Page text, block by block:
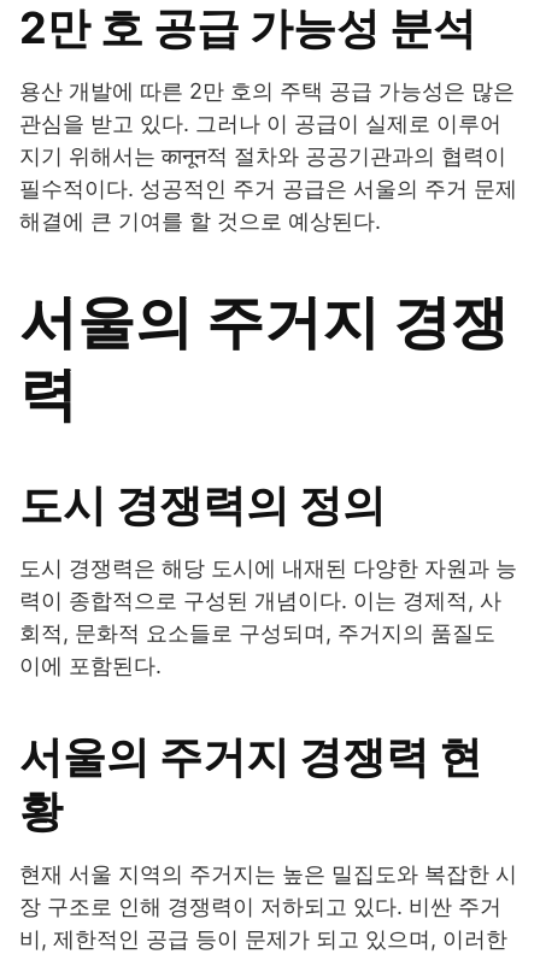
2만 호 공급 가능성 분석
용산 개발에 따른 2만 호의 주택 공급 가능성은 많은
관심을 받고 있다. 그러나 이 공급이 실제로 이루어
지기 위해서는 कानून적 절차와 공공기관과의 협력이
필수적이다. 성공적인 주거 공급은 서울의 주거 문제
해결에 큰 기여를 할 것으로 예상된다.
서울의 주거지 경쟁
력
도시 경쟁력의 정의
도시 경쟁력은 해당 도시에 내재된 다양한 자원과 능
력이 종합적으로 구성된 개념이다. 이는 경제적, 사
회적, 문화적 요소들로 구성되며, 주거지의 품질도
이에 포함된다.
서울의 주거지 경쟁력 현
황
현재 서울 지역의 주거지는 높은 밀집도와 복잡한 시
장 구조로 인해 경쟁력이 저하되고 있다. 비싼 주거
비, 제한적인 공급 등이 문제가 되고 있으며, 이러한